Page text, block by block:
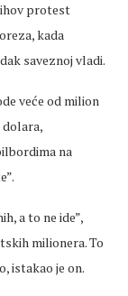
protest
kada
saveznoj vladi.
veće od milion
dolara,
na
a to ne ide”,
milionera. To
istakao je on.